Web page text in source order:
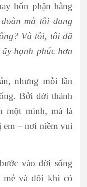
bổn phận hằng
mà tôi đang
Và tôi, tôi đã
hạnh phúc hơn
nhưng mỗi lần
Bởi đời thánh
một mình, mà là
em – nơi niềm vui
vào đời sống
mẻ và đôi khi có